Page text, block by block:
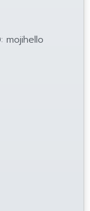
mojihello